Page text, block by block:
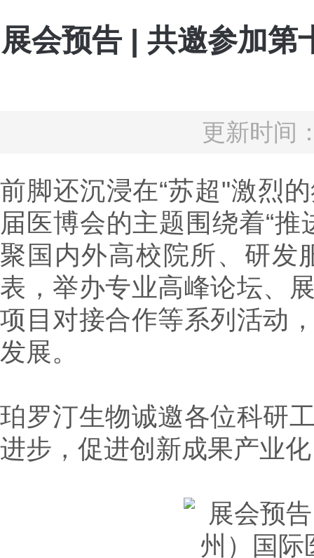
展会预告 | 共邀参加第
更新时间
前脚还沉浸在“苏超"激烈
届医博会的主题围绕着“
聚国内外高校院所、研发
表，举办专业高峰论坛、
项目对接合作等系列活动
发展。
珀罗汀生物诚邀各位科研
进步，促进创新成果产业